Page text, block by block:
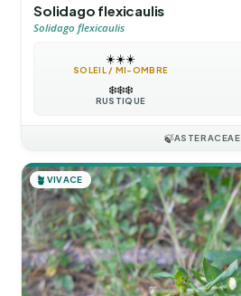
Solidago flexicaulis
Solidago flexicaulis
☀️☀️☀️
SOLEIL / MI-OMBRE
❄️❄️❄️
RUSTIQUE
🍃ASTERACEAE
🪴 VIVACE